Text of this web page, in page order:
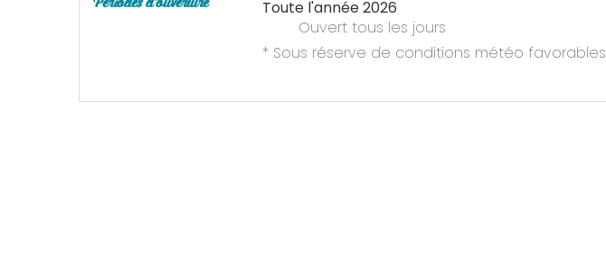
Périodes d'ouverture
Toute l'année 2026
Ouvert tous les jours
* Sous réserve de conditions météo favorables